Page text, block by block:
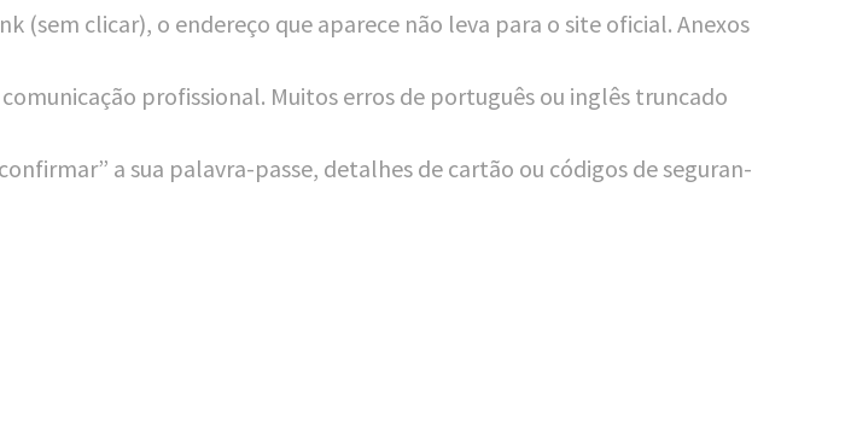
(sem cli­car), o end­e­re­ço que apa­re­ce não leva para o site ofi­cial. Ane­xos
pro­fi­ssio­nal. Mui­tos erros de por­tu­guês ou inglês trun­ca­do
a sua palav­ra-pas­se, detal­hes de car­tão ou códi­gos de segu­ran­